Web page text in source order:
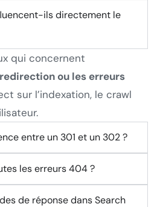
ils directement le
qui concernent
ou les erreurs
sur l’indexation, le crawl
entre un 301 et un 302 ?
les erreurs 404 ?
de réponse dans Search